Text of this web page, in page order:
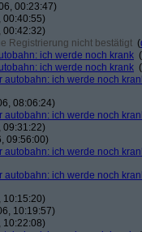
00:23:47)
00:40:55)
00:42:32)
Registrierung nicht bestätigt (
ich werde noch krank (
ich werde noch krank (
autobahn: ich werde noch
08:06:24)
autobahn: ich werde noch
09:31:22)
09:56:00)
autobahn: ich werde noch
autobahn: ich werde noch
10:15:20)
10:19:57)
10:22:08)